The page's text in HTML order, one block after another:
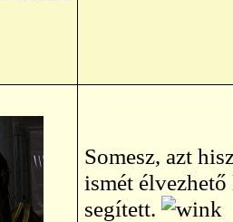
Somesz, azt
ismét
segített.